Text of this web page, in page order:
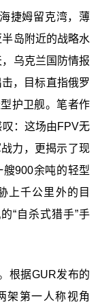
捷姆留克湾，薄
岛附近的战略水
乌克兰国防情报
，目标直指俄罗
护卫舰。笔者作
：这场由FPV无
力，更揭示了现
900余吨的轻型
上千公里外的目
“自杀式猎手”手
根据GUR发布的
架第一人称视角